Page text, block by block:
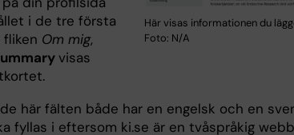
Här visas informationen du
Foto: N/A
i de tre första
Om mig,
visas
här fälten både har en engelsk och en
fyllas i eftersom ki.se är en tvåspråkig